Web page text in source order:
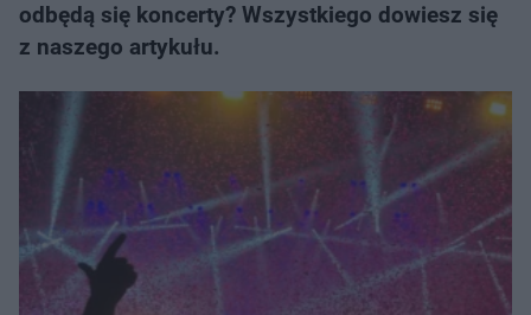
odbędą się koncerty? Wszystkiego dowiesz się
z naszego artykułu.